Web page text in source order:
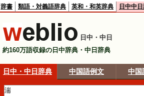
辞書 類語・対義語辞典 英和・和英辞典 日中中
日中・中日
約160万語収録の日中辞典・中日辞典
日中・中日辞典 中国語例文 中国